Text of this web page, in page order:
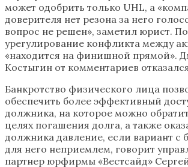
может одобрить только UHL, а
доверителя нет резона за него
вопрос не решен», заметил юрист.
урегулирование конфликта между
«находится на финишной прямой».
Костыгин от комментариев
Банкротство физического лица
обеспечить более эффективный
должника, на которое можно
целях погашения долга, а также
должника давление, если вариант с
для него неприемлем, говорит
партнер юрфирмы «Вестсайд»